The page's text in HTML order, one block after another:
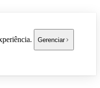
Gerenciar